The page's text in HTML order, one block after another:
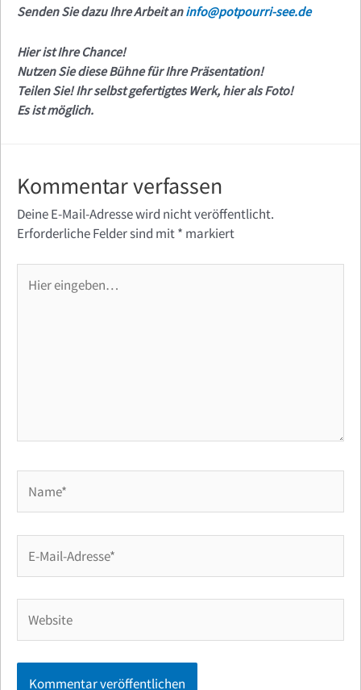
Senden Sie dazu Ihre Arbeit aninfo@potpourri-see.de
Hier ist Ihre Chance!
Nutzen Sie diese Bühne für Ihre Präsentation!
Teilen Sie! Ihr selbst gefertigtes Werk, hier als Foto!
Es ist möglich.
Kommentar verfassen
Deine E-Mail-Adresse wird nicht veröffentlicht.
Erforderliche Felder sind mit* markiert
eingeben…
Mail-
Adresse*